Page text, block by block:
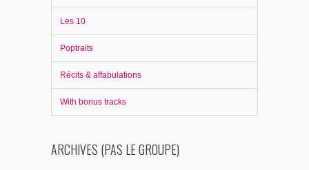
Les 10
Poptraits
Récits & affabulations
With bonus tracks
ARCHIVES (PAS LE GROUPE)